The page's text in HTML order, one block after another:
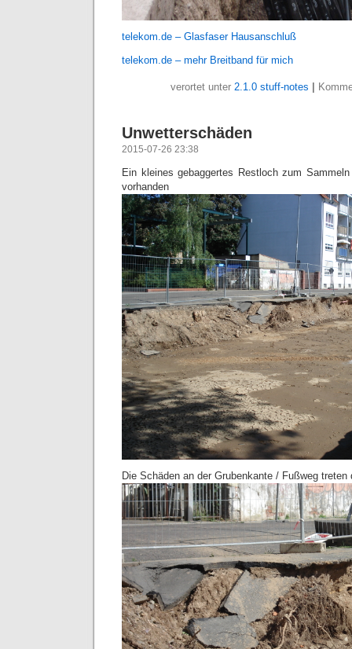
telekom.de – Glasfaser Hausanschluß
telekom.de – mehr Breitband für mich
verortet unter 2.1.0 stuff-notes
Unwetterschäden
2015-07-26 23:38
Ein kleines gebaggertes Restloch zum
vorhanden
Die Schäden an der Grubenkante / Fußweg treten